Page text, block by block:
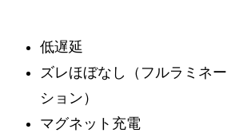
低遅延
ズレほぼなし（フルラミネー
ション）
マグネット充電